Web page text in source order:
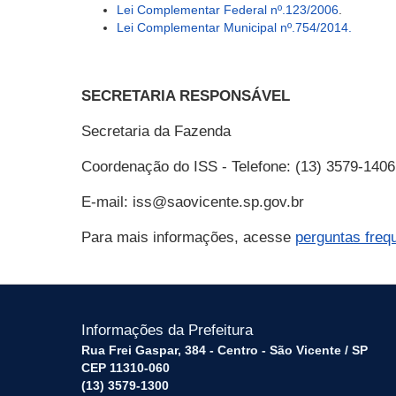
Lei Complementar Federal nº.123/2006
Lei Complementar Municipal nº.754/2014.
SECRETARIA RESPONSÁVEL
Secretaria da Fazenda
Coordenação do ISS - Telefone: (13) 3579-1406
E-mail: iss@saovicente.sp.gov.br
Para mais informações, acesse perguntas
Informações da Prefeitura
Rua Frei Gaspar, 384 - Centro - São Vicente / SP
CEP 11310-060
(13) 3579-1300